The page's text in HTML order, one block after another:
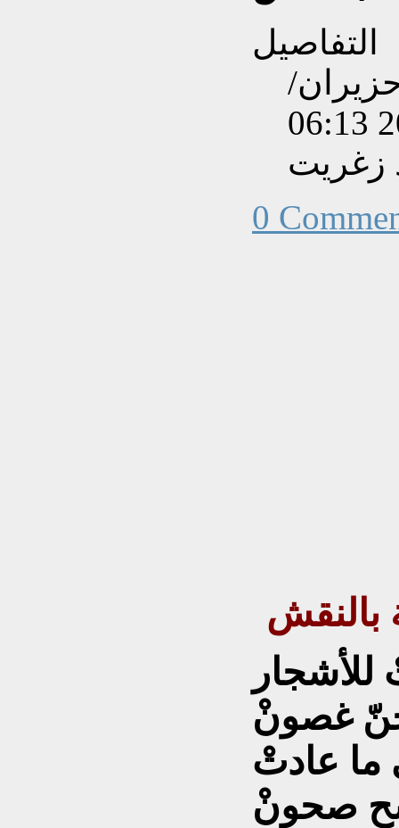
التفاصيل
بتاريخ الثلاثاء, 02 حزيران/
زغريت
0
بالنقش
غصونْ
ما عادتْ
صحونْ